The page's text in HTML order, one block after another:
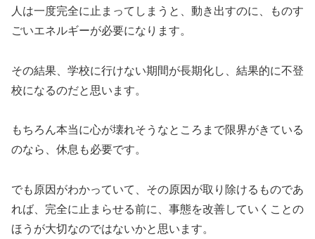
人は一度完全に止まってしまうと、動き出すのに、ものす
ごいエネルギーが必要になります。
その結果、学校に行けない期間が長期化し、結果的に不登
校になるのだと思います。
もちろん本当に心が壊れそうなところまで限界がきている
のなら、休息も必要です。
でも原因がわかっていて、その原因が取り除けるものであ
れば、完全に止まらせる前に、事態を改善していくことの
ほうが大切なのではないかと思います。